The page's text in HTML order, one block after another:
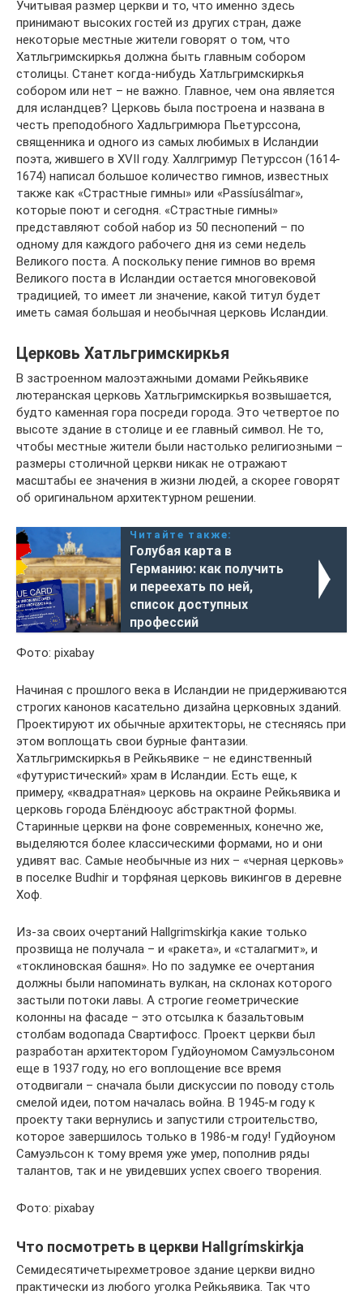
Учитывая размер церкви и то, что именно здесь
принимают высоких гостей из других стран, даже
некоторые местные жители говорят о том, что
Хатльгримскиркья должна быть главным собором
столицы. Станет когда-нибудь Хатльгримскиркья
собором или нет – не важно. Главное, чем она является
для исландцев? Церковь была построена и названа в
честь преподобного Хадльгримюра Пьетурссона,
священника и одного из самых любимых в Исландии
поэта, жившего в XVII году. Халлгримур Петурссон (1614-
1674) написал большое количество гимнов, известных
также как «Страстные гимны» или «Passíusálmar»,
которые поют и сегодня. «Страстные гимны»
представляют собой набор из 50 песнопений – по
одному для каждого рабочего дня из семи недель
Великого поста. А поскольку пение гимнов во время
Великого поста в Исландии остается многовековой
традицией, то имеет ли значение, какой титул будет
иметь самая большая и необычная церковь Исландии.
Церковь Хатльгримскиркья
В застроенном малоэтажными домами Рейкьявике
лютеранская церковь Хатльгримскиркья возвышается,
будто каменная гора посреди города. Это четвертое по
высоте здание в столице и ее главный символ. Не то,
чтобы местные жители были настолько религиозными –
размеры столичной церкви никак не отражают
масштабы ее значения в жизни людей, а скорее говорят
об оригинальном архитектурном решении.
Читайте также:
Голубая карта в
Германию: как получить
и переехать по ней,
список доступных
профессий
Фото: pixabay
Начиная с прошлого века в Исландии не придерживаются
строгих канонов касательно дизайна церковных зданий.
Проектируют их обычные архитекторы, не стесняясь при
этом воплощать свои бурные фантазии.
Хатльгримскиркья в Рейкьявике – не единственный
«футуристический» храм в Исландии. Есть еще, к
примеру, «квадратная» церковь на окраине Рейкьявика и
церковь города Блёндюоус абстрактной формы.
Старинные церкви на фоне современных, конечно же,
выделяются более классическими формами, но и они
удивят вас. Самые необычные из них – «черная церковь»
в поселке Budhir и торфяная церковь викингов в деревне
Хоф.
Из-за своих очертаний Hallgrimskirkja какие только
прозвища не получала – и «ракета», и «сталагмит», и
«токлиновская башня». Но по задумке ее очертания
должны были напоминать вулкан, на склонах которого
застыли потоки лавы. А строгие геометрические
колонны на фасаде – это отсылка к базальтовым
столбам водопада Свартифосс. Проект церкви был
разработан архитектором Гудйоуномом Самуэльсоном
еще в 1937 году, но его воплощение все время
отодвигали – сначала были дискуссии по поводу столь
смелой идеи, потом началась война. В 1945-м году к
проекту таки вернулись и запустили строительство,
которое завершилось только в 1986-м году! Гудйоуном
Самуэльсон к тому время уже умер, пополнив ряды
талантов, так и не увидевших успех своего творения.
Фото: pixabay
Что посмотреть в церкви Hallgrímskirkja
Семидесятичетырехметровое здание церкви видно
практически из любого уголка Рейкьявика. Так что